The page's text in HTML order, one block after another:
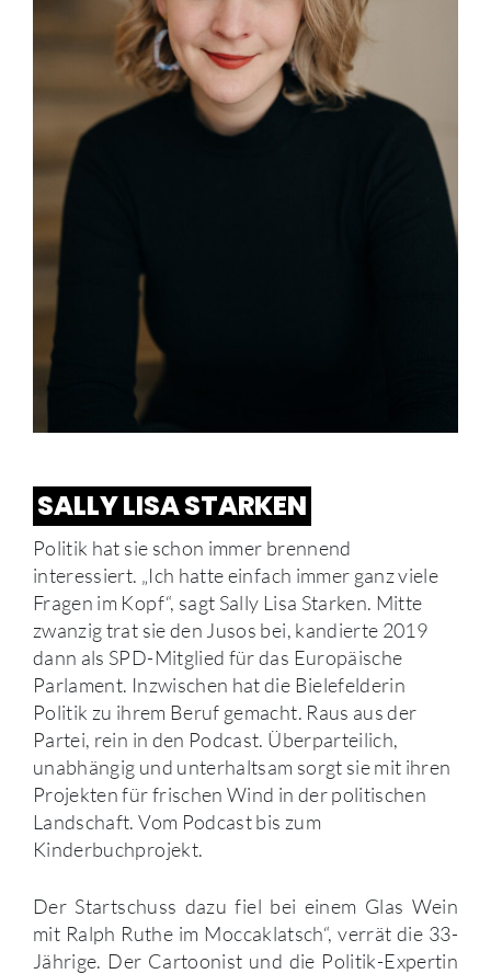
SALLY LISA STARKEN
Politik hat sie schon immer brennend
interessiert. „Ich hatte einfach immer ganz viele
Fragen im Kopf“, sagt Sally Lisa Starken. Mitte
zwanzig trat sie den Jusos bei, kandierte 2019
dann als SPD-Mitglied für das Europäische
Parlament. Inzwischen hat die Bielefelderin
Politik zu ihrem Beruf gemacht. Raus aus der
Partei, rein in den Podcast. Überparteilich,
unabhängig und unterhaltsam sorgt sie mit ihren
Projekten für frischen Wind in der politischen
Landschaft. Vom Podcast bis zum
Kinderbuchprojekt.
Der Startschuss dazu fiel bei einem Glas Wein
mit Ralph Ruthe im Moccaklatsch“, verrät die 33-
Jährige. Der Cartoonist und die Politik-Expertin